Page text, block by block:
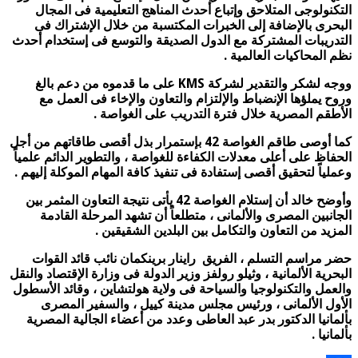
التكنولوجى المتلاحق وإتباع أحدث المناهج التعليمية فى المجال
البحرى بالإضافة إلى الخبرات المكتسبة من خلال الإشتراك فى
التدريبات المشتركة مع الدول الصديقة والتوسع فى إستخدام أحدث
نظم المحاكيات العالمية .
ووجه لشكر والتقدير لشركة KMS على ما قدموه من دعم بالغ
وروح يملؤها الإنضباط والإلتزام والتعاون والإخاء فى العمل مع
الأطقم المصرية خلال فترة التدريب على الغواصة .
كما أوصى طاقم الغواصة 42 بإستمرار بذل أقصى طاقاتهم من أجل
الحفاظ على أعلى معدلات الكفاءة للغواصة ، والتطوير الدائم علمياً
وعملياً لتحقيق أقصى إستفادة فى تنفيذ كافة المهام الموكلة إليهم .
وأوضح خالد أن إستلام الغواصة 42 يأتى نتيجة التعاون المثمر بين
الجانبين المصرى والألمانى ، متطلعاً أن تشهد المرحلة القادمة
المزيد من التعاون والتكامل بين البلدين الشقيقين .
حضر مراسم التسلم ، الفريق راينار برينكمان نائب قائد القوات
البحرية الألمانية ، وثيلو رولفز وزير الدولة فى وزارة الإقتصاد والنقل
والعمل والتكنولوجيا والسياحة فى ولاية هولتشاين ، وقائد الأسطول
الأول الألمانى ، ورئيس مجلس مدينة كييل ، والسفير المصرى
بألمانيا الدكتور بدر عبد العاطى وعدد من أعضاء الجالية المصرية
بألمانيا .